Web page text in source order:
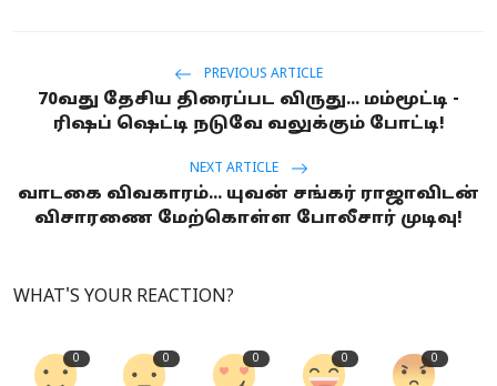
PREVIOUS ARTICLE
70வது தேசிய திரைப்பட விருது... மம்மூட்டி -
ரிஷப் ஷெட்டி நடுவே வலுக்கும் போட்டி!
NEXT ARTICLE
வாடகை விவகாரம்... யுவன் சங்கர் ராஜாவிடன்
விசாரணை மேற்கொள்ள போலீசார் முடிவு!
WHAT'S YOUR REACTION?
0 0 0 0 0